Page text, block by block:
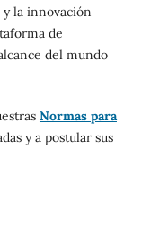
la innovación
de
del mundo
Normas para
y a postular sus